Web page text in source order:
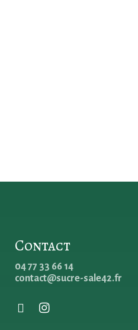
Contact
04 77 33 66 14
contact@sucre-sale42.fr